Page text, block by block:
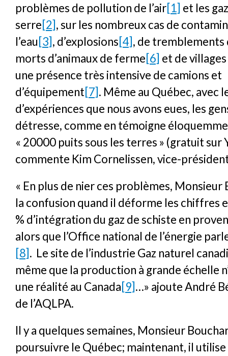
problèmes de pollution de l’air[1] et les
serre[2], sur les nombreux cas de
l’eau[3], d’explosions[4], de tremblements
morts d’animaux de ferme[6] et de
une présence très intensive de camions et
d’équipement[7]. Même au Québec, avec
d’expériences que nous avons eues, les
détresse, comme en témoigne
« 20000 puits sous les terres » (gratuit sur
commente Kim Cornelissen, vice-
« En plus de nier ces problèmes, Monsieur
la confusion quand il déforme les chiffres
% d’intégration du gaz de schiste en
alors que l’Office national de l’énergie
[8]. Le site de l’industrie Gaz naturel
même que la production à grande échelle
une réalité au Canada[9]…» ajoute André
de l’AQLPA.
Il y a quelques semaines, Monsieur
poursuivre le Québec; maintenant, il